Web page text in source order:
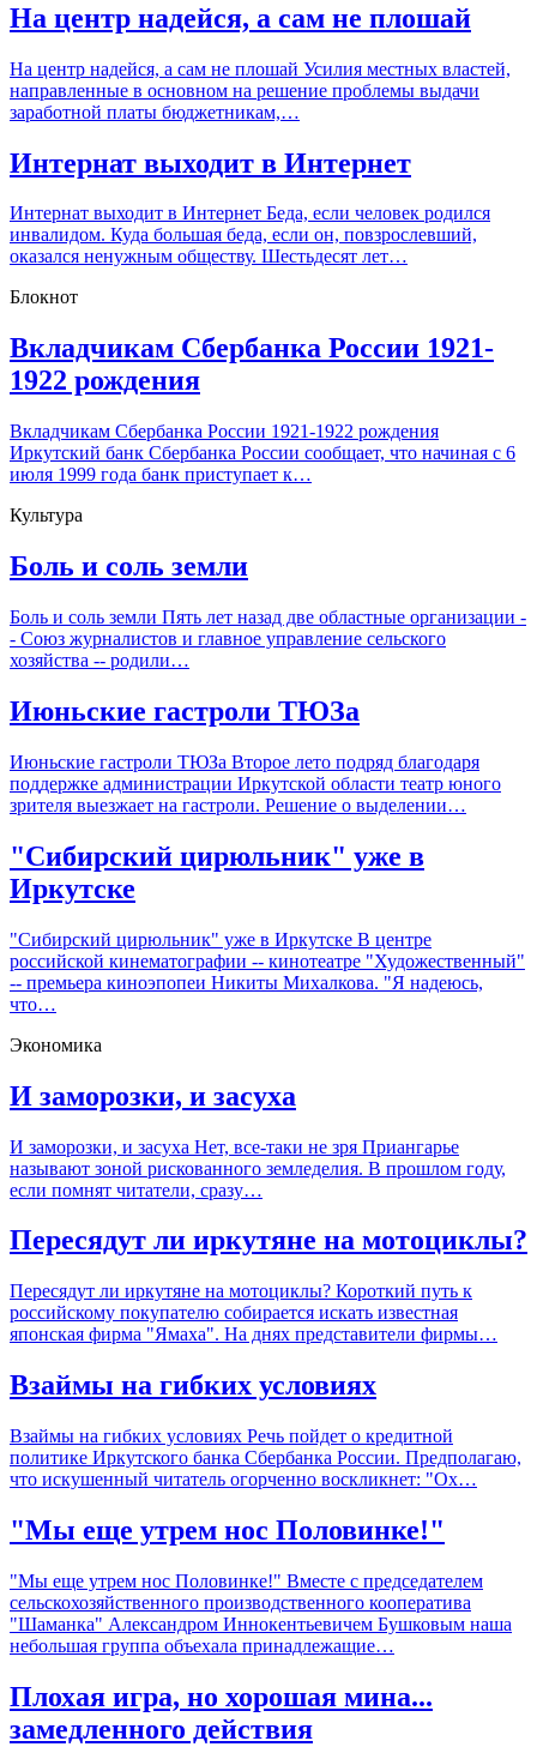
На центр надейся, а сам не плошай
На центр надейся, а сам не плошай Усилия местных властей,
направленные в основном на решение проблемы выдачи
заработной платы бюджетникам,…
Интернат выходит в Интернет
Интернат выходит в Интернет Беда, если человек родился
инвалидом. Куда большая беда, если он, повзрослевший,
оказался ненужным обществу. Шестьдесят лет…
Блокнот
Вкладчикам Сбербанка России 1921-
1922 рождения
Вкладчикам Сбербанка России 1921-1922 рождения
Иркутский банк Сбербанка России сообщает, что начиная с 6
июля 1999 года банк приступает к…
Культура
Боль и соль земли
Боль и соль земли Пять лет назад две областные организации -
- Союз журналистов и главное управление сельского
хозяйства -- родили…
Июньские гастроли ТЮЗа
Июньские гастроли ТЮЗа Второе лето подряд благодаря
поддержке администрации Иркутской области театр юного
зрителя выезжает на гастроли. Решение о выделении…
"Сибирский цирюльник" уже в
Иркутске
"Сибирский цирюльник" уже в Иркутске В центре
российской кинематографии -- кинотеатре "Художественный"
-- премьера киноэпопеи Никиты Михалкова. "Я надеюсь,
что…
Экономика
И заморозки, и засуха
И заморозки, и засуха Нет, все-таки не зря Приангарье
называют зоной рискованного земледелия. В прошлом году,
если помнят читатели, сразу…
Пересядут ли иркутяне на мотоциклы?
Пересядут ли иркутяне на мотоциклы? Короткий путь к
российскому покупателю собирается искать известная
японская фирма "Ямаха". На днях представители фирмы…
Взаймы на гибких условиях
Взаймы на гибких условиях Речь пойдет о кредитной
политике Иркутского банка Сбербанка России. Предполагаю,
что искушенный читатель огорченно воскликнет: "Ох…
"Мы еще утрем нос Половинке!"
"Мы еще утрем нос Половинке!" Вместе с председателем
сельскохозяйственного производственного кооператива
"Шаманка" Александром Иннокентьевичем Бушковым наша
небольшая группа объехала принадлежащие…
Плохая игра, но хорошая мина...
замедленного действия